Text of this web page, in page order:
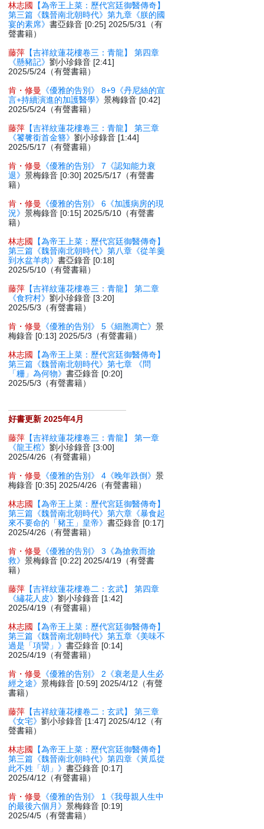
林志國
【為帝王上菜：歷代宮廷御醫傳奇】
第三篇《魏晉南北朝時代》第九章《朕的國
宴的素席》書亞錄音 [0:25] 2025/5/31（有
聲書籍）
藤萍 【吉祥紋蓮花樓卷三：青龍】 第四章
《懸豬記》劉小珍錄音 [2:41]
2025/5/24（有聲書籍）
肯・修曼
《優雅的告別》 8+9《丹尼絲的宣
言+持續演進的加護醫學》景梅錄音 [0:42]
2025/5/24（有聲書籍）
藤萍 【吉祥紋蓮花樓卷三：青龍】 第三章
《饕餮銜首金簪》劉小珍錄音 [1:44]
2025/5/17（有聲書籍）
肯・修曼
《優雅的告別》 7《認知能力衰
退》景梅錄音 [0:30] 2025/5/17（有聲書
籍）
肯・修曼
《優雅的告別》 6《加護病房的現
況》景梅錄音 [0:15] 2025/5/10（有聲書
籍）
林志國
【為帝王上菜：歷代宮廷御醫傳奇】
第三篇《魏晉南北朝時代》第八章《從羊羹
到水盆羊肉》書亞錄音 [0:18]
2025/5/10（有聲書籍）
藤萍 【吉祥紋蓮花樓卷三：青龍】 第二章
《食狩村》劉小珍錄音 [3:20]
2025/5/3（有聲書籍）
肯・修曼
《優雅的告別》 5《細胞凋亡》景
梅錄音 [0:13] 2025/5/3（有聲書籍）
林志國
【為帝王上菜：歷代宮廷御醫傳奇】
第三篇《魏晉南北朝時代》第七章 《問
「粣」為何物》書亞錄音 [0:20]
2025/5/3（有聲書籍）
好書更新 2025年4月
藤萍 【吉祥紋蓮花樓卷三：青龍】 第一章
《龍王棺》劉小珍錄音 [3:00]
2025/4/26（有聲書籍）
肯・修曼
《優雅的告別》 4《晚年跌倒》景
梅錄音 [0:35] 2025/4/26（有聲書籍）
林志國
【為帝王上菜：歷代宮廷御醫傳奇】
第三篇《魏晉南北朝時代》第六章《暴食起
來不要命的「豬王」皇帝》書亞錄音 [0:17]
2025/4/26（有聲書籍）
肯・修曼
《優雅的告別》 3《為搶救而搶
救》景梅錄音 [0:22] 2025/4/19（有聲書
籍）
藤萍 【吉祥紋蓮花樓卷二：玄武】 第四章
《繡花人皮》劉小珍錄音 [1:42]
2025/4/19（有聲書籍）
林志國
【為帝王上菜：歷代宮廷御醫傳奇】
第三篇《魏晉南北朝時代》第五章《美味不
過是「項臠」》書亞錄音 [0:14]
2025/4/19（有聲書籍）
肯・修曼
《優雅的告別》 2《衰老是人生必
經之途》景梅錄音 [0:59] 2025/4/12（有聲
書籍）
藤萍 【吉祥紋蓮花樓卷二：玄武】 第三章
《女宅》劉小珍錄音 [1:47] 2025/4/12（有
聲書籍）
林志國
【為帝王上菜：歷代宮廷御醫傳奇】
第三篇《魏晉南北朝時代》第四章《黃瓜從
此不姓「胡」》書亞錄音 [0:17]
2025/4/12（有聲書籍）
肯・修曼
《優雅的告別》 1《我母親人生中
的最後六個月》景梅錄音 [0:19]
2025/4/5（有聲書籍）